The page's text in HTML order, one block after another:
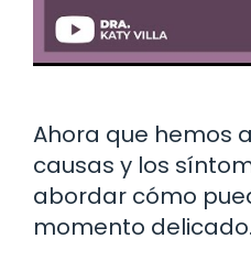
Ahora que hemos
causas y los
abordar cómo
momento delicado.